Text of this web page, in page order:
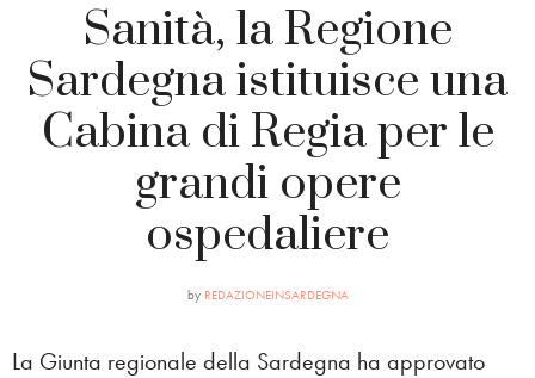
Sanità, la Regione
Sardegna istituisce una
Cabina di Regia per le
grandi opere
ospedaliere
by REDAZIONEINSARDEGNA
La Giunta regionale della Sardegna ha approvato